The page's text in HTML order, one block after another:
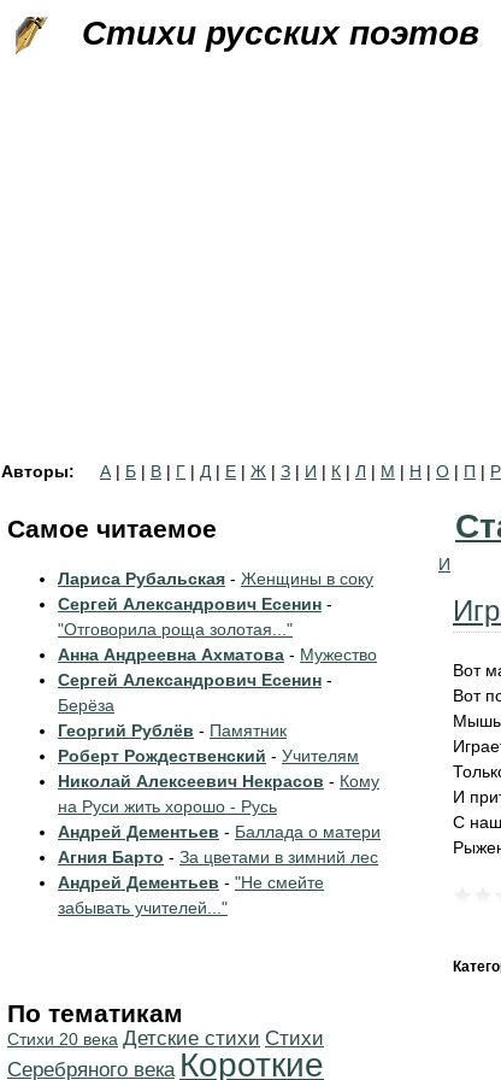
Стихи русских поэтов
Авторы: А | Б | В | Г | Д | Е | Ж | З | И | К | Л | М | Н | О | П | Р
И
Вот
Вот
Мышь
И
С
Самое читаемое
Лариса Рубальская - Женщины в соку
Сергей Александрович Есенин -
"Отговорила роща золотая..."
Анна Андреевна Ахматова - Мужество
Сергей Александрович Есенин -
Берёза
Георгий Рублёв - Памятник
Роберт Рождественский - Учителям
Николай Алексеевич Некрасов - Кому
на Руси жить хорошо - Русь
Андрей Дементьев - Баллада о матери
Агния Барто - За цветами в зимний лес
Андрей Дементьев - "Не смейте
забывать учителей..."
По тематикам
Стихи 20 века Детские стихи Cтихи
Серебряного века Короткие